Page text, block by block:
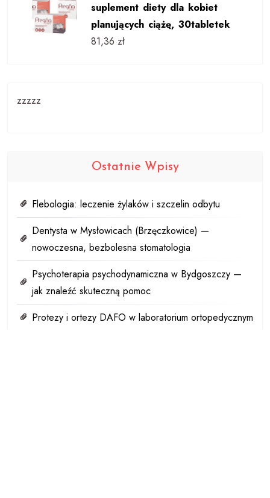
suplement diety dla kobiet
planujących ciążę, 30tabletek
81,36 zł
zzzzz
Ostatnie Wpisy
Flebologia: leczenie żylaków i szczelin odbytu
Dentysta w Mysłowicach (Brzęczkowice) —
nowoczesna, bezbolesna stomatologia
Psychoterapia psychodynamiczna w Bydgoszczy —
jak znaleźć skuteczną pomoc
Protezy i ortezy DAFO w laboratorium ortopedycznym